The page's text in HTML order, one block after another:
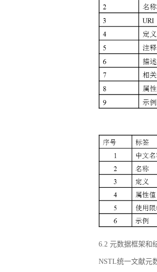
6.2 元数据框架和
NSTL统一文献元